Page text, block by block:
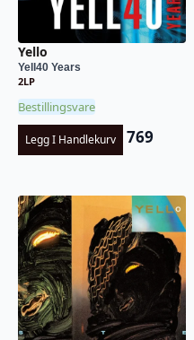
Yello
Yell40 Years
2LP
Bestillingsvare
Legg I Handlekurv 769